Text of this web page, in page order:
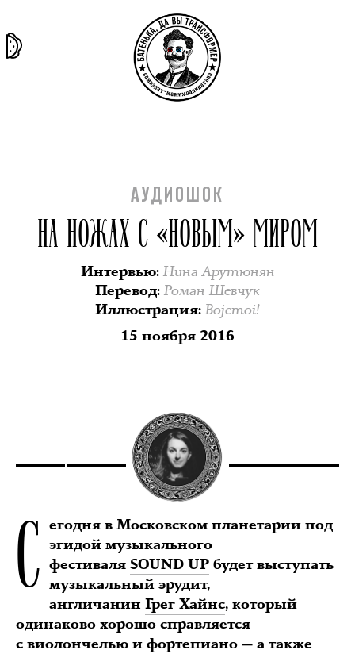
АУДИОШОК
НА НОЖАХ С «НОВЫМ» МИРОМ
Интервью: Нина Арутюнян
Перевод: Роман Шевчук
Иллюстрация: Bojemoi!
15 ноября 2016
С егодня в Московском планетарии под
эгидой музыкального
фестиваля SOUND UP будет выступать
музыкальный эрудит,
англичанин Грег Хайнс, который
одинаково хорошо справляется
с виолончелью и фортепиано — а также